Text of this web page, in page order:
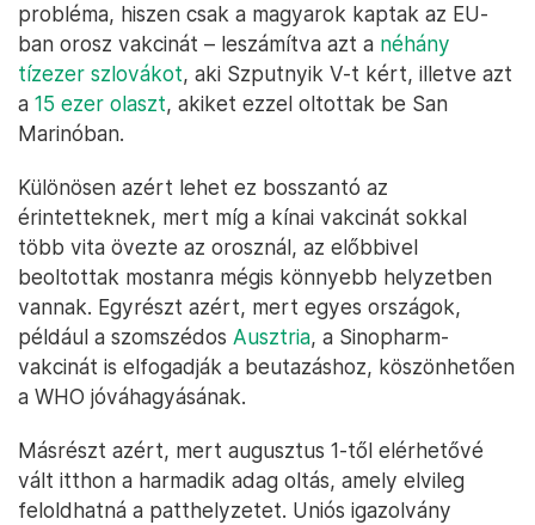
probléma, hiszen csak a magyarok kaptak az EU-
ban orosz vakcinát – leszámítva azt a néhány
tízezer szlovákot, aki Szputnyik V-t kért, illetve azt
a 15 ezer olaszt, akiket ezzel oltottak be San
Marinóban.
Különösen azért lehet ez bosszantó az
érintetteknek, mert míg a kínai vakcinát sokkal
több vita övezte az orosznál, az előbbivel
beoltottak mostanra mégis könnyebb helyzetben
vannak. Egyrészt azért, mert egyes országok,
például a szomszédos Ausztria, a Sinopharm-
vakcinát is elfogadják a beutazáshoz, köszönhetően
a WHO jóváhagyásának.
Másrészt azért, mert augusztus 1-től elérhetővé
vált itthon a harmadik adag oltás, amely elvileg
feloldhatná a patthelyzetet. Uniós igazolvány